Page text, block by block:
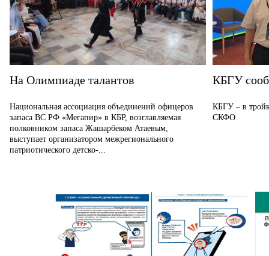
На Олимпиаде талантов
Национальная ассоциация объединений офицеров
запаса ВС РФ «Мегапир» в КБР, возглавляемая
полковником запаса Жашарбеком Атаевым,
выступает организатором межрегионального
патриотического детско-...
КБГУ
КБГУ – в
СКФО